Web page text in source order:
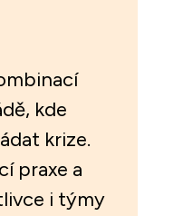
kde
krize.
praxe a
i týmy